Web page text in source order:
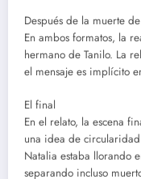
Después de la muerte
En ambos formatos, la
hermano de Tanilo. La
el mensaje es implícito
El final
En el relato, la escena
una idea de
Natalia estaba llorando
separando incluso